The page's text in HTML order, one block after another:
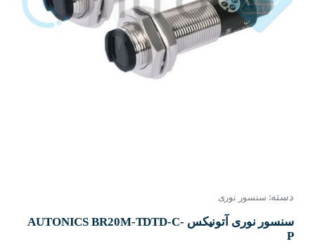
دسته: سنسور نوری
سنسور نوری آتونیکس AUTONICS BR20M-TDTD-C-
P